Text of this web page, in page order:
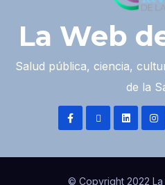
La Web
Salud pública, ciencia,
de la
© Copyright 2022 La